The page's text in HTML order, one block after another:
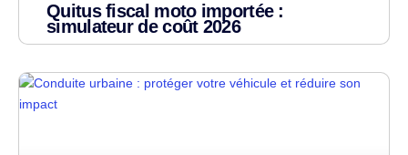
Quitus fiscal moto importée :
simulateur de coût 2026